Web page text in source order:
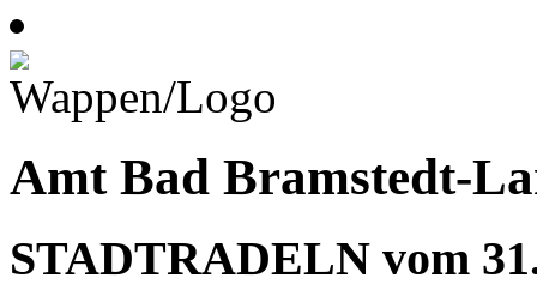
Amt Bad Bramstedt-
STADTRADELN vom